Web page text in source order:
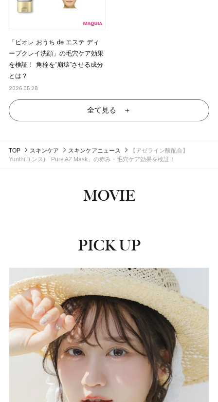
「ビオレ おうち de エステ ディ
ープクレイ洗顔」の毛穴ケア効果
を検証！ 角栓を“崩壊”させる成分
とは？
2026.05.28
全て見る ＋
TOP スキンケア スキンケアニュース
【アゼライン酸配合】
Yunth(ユンス)「Pure AZ Mask」の赤み・毛穴ケア効果を検証！
MOVIE
PICK UP